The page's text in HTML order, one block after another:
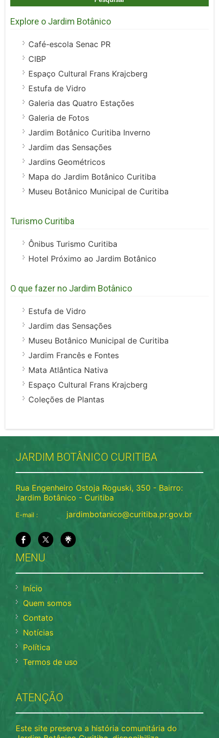
Explore o Jardim Botânico
Café-escola Senac PR
CIBP
Espaço Cultural Frans Krajcberg
Estufa de Vidro
Galeria das Quatro Estações
Galeria de Fotos
Jardim Botânico Curitiba Inverno
Jardim das Sensações
Jardins Geométricos
Mapa do Jardim Botânico Curitiba
Museu Botânico Municipal de Curitiba
Turismo Curitiba
Ônibus Turismo Curitiba
Hotel Próximo ao Jardim Botânico
O que fazer no Jardim Botânico
Estufa de Vidro
Jardim das Sensações
Museu Botânico Municipal de Curitiba
Jardim Francês e Fontes
Mata Atlântica Nativa
Espaço Cultural Frans Krajcberg
Coleções de Plantas
JARDIM BOTÂNICO CURITIBA
Rua Engenheiro Ostoja Roguski, 350 - Bairro:
Jardim Botânico - Curitiba
E-mail : jardimbotanico@curitiba.pr.gov.br
MENU
Início
Quem somos
Contato
Notícias
Política
Termos de uso
ATENÇÃO
Este site preserva a história comunitária do